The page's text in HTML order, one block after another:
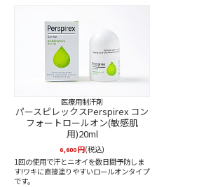
医療用制汗剤
パースピレックスPerspirex コン
フォートロールオン(敏感肌
用)20ml
6,600円(税込)
1回の使用で汗とニオイを数日間予防しま
す!ワキに直接塗りやすいロールオンタイプ
です。